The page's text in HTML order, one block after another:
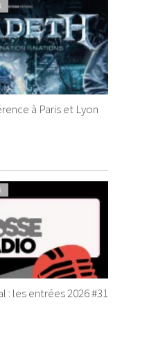
à Paris et Lyon
: les entrées 2026 #31